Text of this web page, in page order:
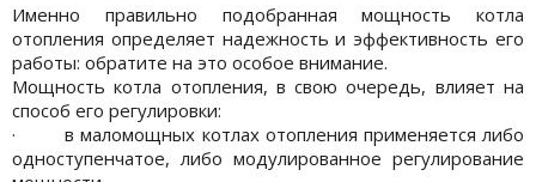
Именно правильно подобранная мощность котла
отопления определяет надежность и эффективность его
работы: обратите на это особое внимание.
Мощность котла отопления, в свою очередь, влияет на
способ его регулировки:
· в маломощных котлах отопления применяется либо
одноступенчатое, либо модулированное регулирование